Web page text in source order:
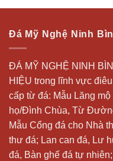
Đá Mỹ Nghệ Ninh
ĐÁ MỸ NGHỆ NINH
HIỆU trong lĩnh vực
cấp từ đá: Mẫu Lăng mộ
họ/Đình Chùa, Từ
Mẫu Cổng đá cho Nhà
thư đá; Lan can đá, Lư
đá, Bàn ghế đá tự